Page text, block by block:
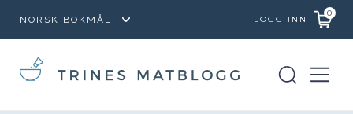
LOGG INN
0